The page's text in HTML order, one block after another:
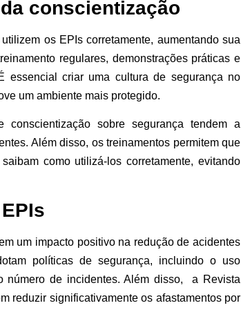
conscientização
os EPIs corretamente, aumentando sua
regulares, demonstrações práticas e
essencial criar uma cultura de segurança no
um ambiente mais protegido.
conscientização sobre segurança tendem a
Além disso, os treinamentos permitem que
como utilizá-los corretamente, evitando
um impacto positivo na redução de acidentes
políticas de segurança, incluindo o uso
número de incidentes. Além disso, a Revista
reduzir significativamente os afastamentos por